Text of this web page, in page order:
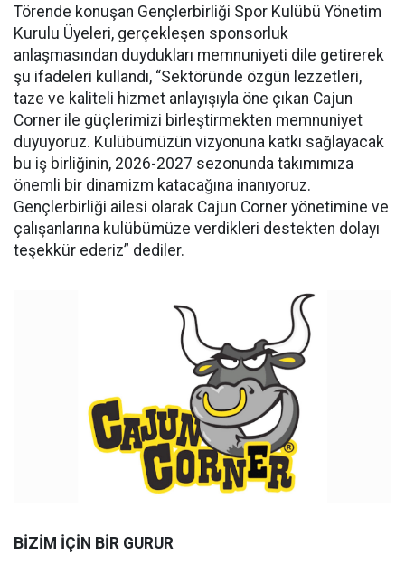
Törende konuşan Gençlerbirliği Spor Kulübü Yönetim
Kurulu Üyeleri, gerçekleşen sponsorluk
anlaşmasından duydukları memnuniyeti dile getirerek
şu ifadeleri kullandı, “Sektöründe özgün lezzetleri,
taze ve kaliteli hizmet anlayışıyla öne çıkan Cajun
Corner ile güçlerimizi birleştirmekten memnuniyet
duyuyoruz. Kulübümüzün vizyonuna katkı sağlayacak
bu iş birliğinin, 2026-2027 sezonunda takımımıza
önemli bir dinamizm katacağına inanıyoruz.
Gençlerbirliği ailesi olarak Cajun Corner yönetimine ve
çalışanlarına kulübümüze verdikleri destekten dolayı
teşekkür ederiz” dediler.
BİZİM İÇİN BİR GURUR